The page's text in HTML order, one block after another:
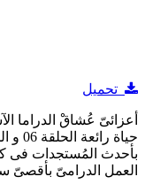
تحميل
أعزائىّ عُشاقْ الدراما
بأحدث المُستجدات
العمل الدرامىّ بأقصىّ